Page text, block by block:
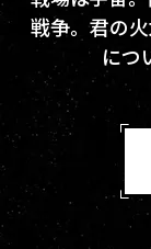
戦争。君の
につ